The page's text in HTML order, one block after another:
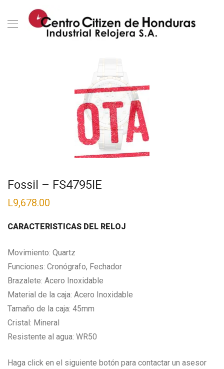
Fossil – FS4795IE
L9,678.00
CARACTERISTICAS DEL RELOJ
Movimiento: Quartz
Funciones: Cronógrafo, Fechador
Brazalete: Acero Inoxidable
Material de la caja: Acero Inoxidable
Tamaño de la caja: 45mm
Cristal: Mineral
Resistente al agua: WR50
Haga click en el siguiente botón para contactar un asesor